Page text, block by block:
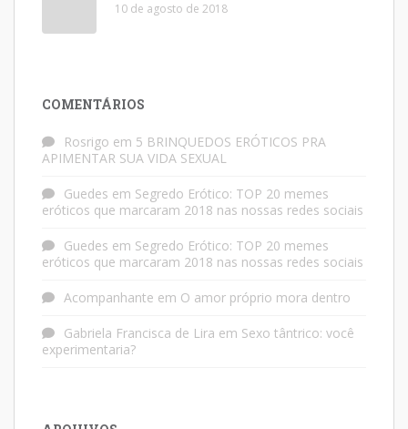
10 de agosto de 2018
COMENTÁRIOS
Rosrigo em 5 BRINQUEDOS ERÓTICOS PRA
APIMENTAR SUA VIDA SEXUAL
Guedes em Segredo Erótico: TOP 20 memes
eróticos que marcaram 2018 nas nossas redes sociais
Guedes em Segredo Erótico: TOP 20 memes
eróticos que marcaram 2018 nas nossas redes sociais
Acompanhante em O amor próprio mora dentro
Gabriela Francisca de Lira em Sexo tântrico: você
experimentaria?